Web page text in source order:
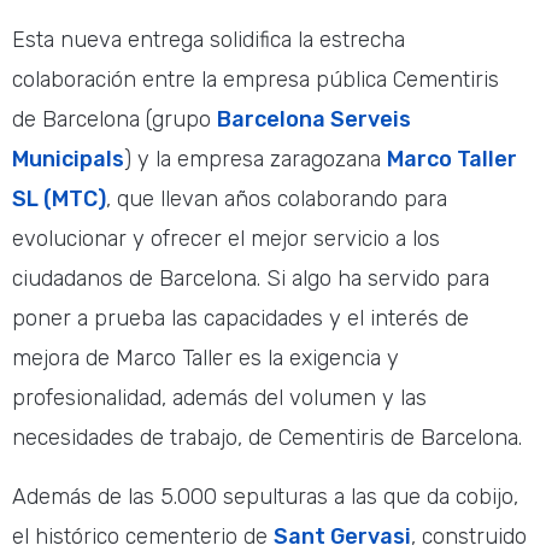
Esta nueva entrega solidifica la estrecha
colaboración entre la empresa pública Cementiris
de Barcelona (grupo Barcelona Serveis
Municipals) y la empresa zaragozana Marco Taller
SL (MTC), que llevan años colaborando para
evolucionar y ofrecer el mejor servicio a los
ciudadanos de Barcelona. Si algo ha servido para
poner a prueba las capacidades y el interés de
mejora de Marco Taller es la exigencia y
profesionalidad, además del volumen y las
necesidades de trabajo, de Cementiris de Barcelona.
Además de las 5.000 sepulturas a las que da cobijo,
el histórico cementerio de Sant Gervasi, construido